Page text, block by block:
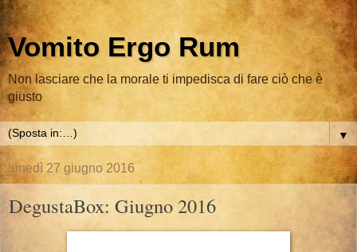
Vomito Ergo Rum
Non lasciare che la morale ti impedisca di fare ciò che è
giusto
▼
lunedì 27 giugno 2016
DegustaBox: Giugno 2016